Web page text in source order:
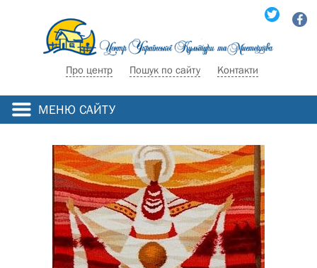
Про центр Пошук по сайту Контакти
МЕНЮ САЙТУ